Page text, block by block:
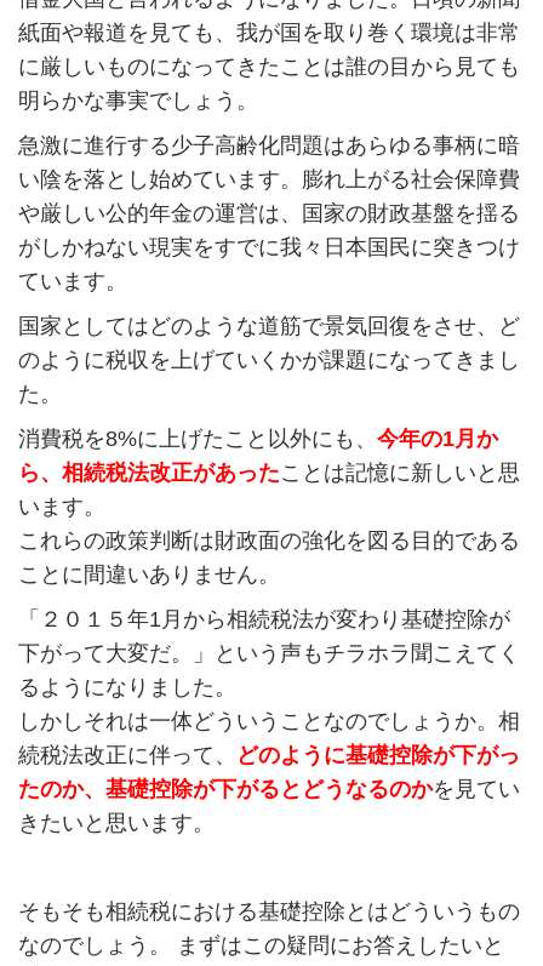
紙面や報道を見ても、我が国を取り巻く環境は非常
に厳しいものになってきたことは誰の目から見ても
明らかな事実でしょう。
急激に進行する少子高齢化問題はあらゆる事柄に暗
い陰を落とし始めています。膨れ上がる社会保障費
や厳しい公的年金の運営は、国家の財政基盤を揺る
がしかねない現実をすでに我々日本国民に突きつけ
ています。
国家としてはどのような道筋で景気回復をさせ、ど
のように税収を上げていくかが課題になってきまし
た。
消費税を8%に上げたこと以外にも、 今年の1月か
ら、相続税法改正があったことは記憶に新しいと思
います。
これらの政策判断は財政面の強化を図る目的である
ことに間違いありません。
「２０１５年1月から相続税法が変わり基礎控除が
下がって大変だ。」という声もチラホラ聞こえてく
るようになりました。
しかしそれは一体どういうことなのでしょうか。相
続税法改正に伴って、
どのように基礎控除が下がっ
たのか、基礎控除が下がるとどうなるのかを見てい
きたいと思います。
そもそも相続税における基礎控除とはどういうもの
なのでしょう。 まずはこの疑問にお答えしたいと